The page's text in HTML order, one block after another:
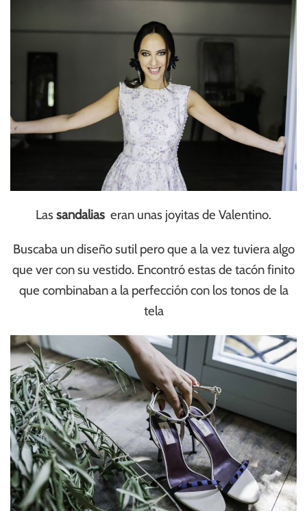
Lassandalias eran unas joyitas de Valentino.
Buscaba un diseño sutil pero que a la vez tuviera algo
que ver con su vestido. Encontró estas de tacón finito
que combinaban a la perfección con los tonos de la
tela